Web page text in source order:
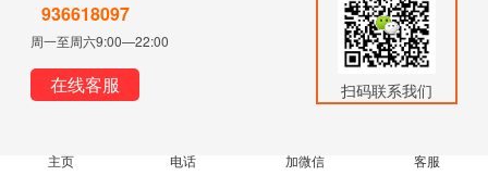
936618097
周一至周六9:00—22:00
在线客服 扫码联系我们
主页 电话 加微信 客服